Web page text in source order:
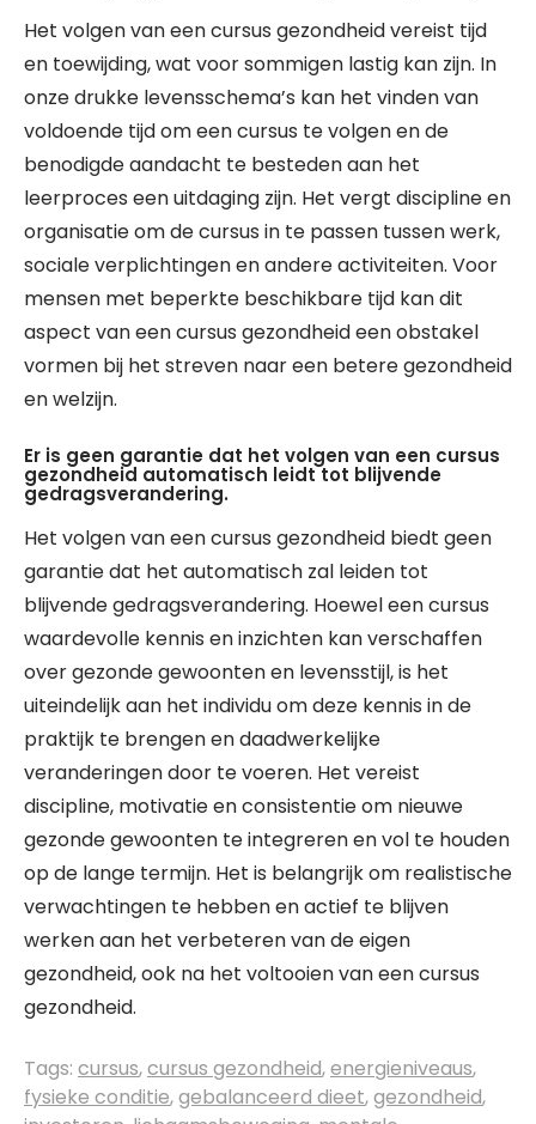
Het volgen van een cursus gezondheid vereist tijd
en toewijding, wat voor sommigen lastig kan zijn. In
onze drukke levensschema’s kan het vinden van
voldoende tijd om een cursus te volgen en de
benodigde aandacht te besteden aan het
leerproces een uitdaging zijn. Het vergt discipline en
organisatie om de cursus in te passen tussen werk,
sociale verplichtingen en andere activiteiten. Voor
mensen met beperkte beschikbare tijd kan dit
aspect van een cursus gezondheid een obstakel
vormen bij het streven naar een betere gezondheid
en welzijn.
Er is geen garantie dat het volgen van een cursus
gezondheid automatisch leidt tot blijvende
gedragsverandering.
Het volgen van een cursus gezondheid biedt geen
garantie dat het automatisch zal leiden tot
blijvende gedragsverandering. Hoewel een cursus
waardevolle kennis en inzichten kan verschaffen
over gezonde gewoonten en levensstijl, is het
uiteindelijk aan het individu om deze kennis in de
praktijk te brengen en daadwerkelijke
veranderingen door te voeren. Het vereist
discipline, motivatie en consistentie om nieuwe
gezonde gewoonten te integreren en vol te houden
op de lange termijn. Het is belangrijk om realistische
verwachtingen te hebben en actief te blijven
werken aan het verbeteren van de eigen
gezondheid, ook na het voltooien van een cursus
gezondheid.
Tags: cursus,cursus gezondheid,energieniveaus,
fysieke conditie,gebalanceerd dieet,gezondheid,